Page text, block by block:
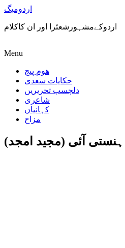
اردومیگ
اردوکےمشہورشعئرا اور ان کاکلام
Menu
ھوم پیج
حکایات سعدی
دلچسپ تحریریں
شاعری
کہانیاں
مزاح
آئی (مجید امجد)